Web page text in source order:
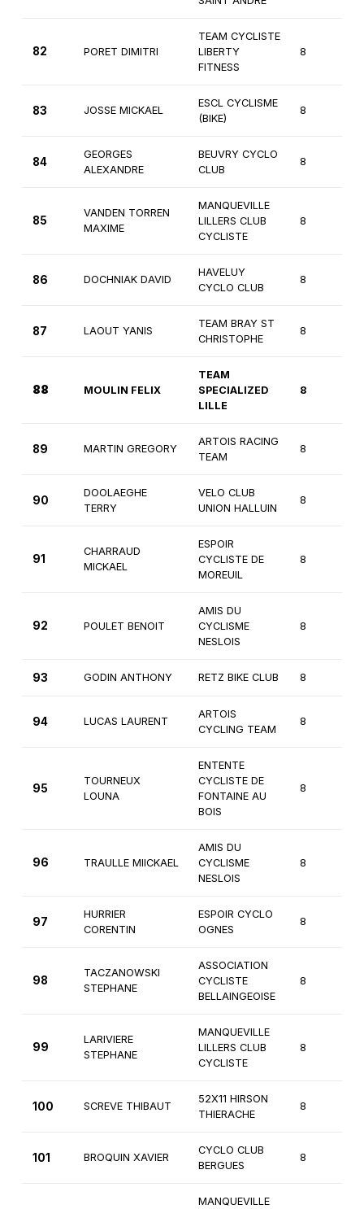
82 PORET DIMITRI
TEAM CYCLISTE
LIBERTY
FITNESS
8
83 JOSSE MICKAEL
ESCL CYCLISME
(BIKE)
8
84
GEORGES
ALEXANDRE
BEUVRY CYCLO
CLUB
8
85
VANDEN TORREN
MAXIME
MANQUEVILLE
LILLERS CLUB
CYCLISTE
8
86 DOCHNIAK DAVID
HAVELUY
CYCLO CLUB
8
87 LAOUT YANIS
TEAM BRAY ST
CHRISTOPHE
8
88 MOULIN FELIX
TEAM
SPECIALIZED
LILLE
8
89 MARTIN GREGORY
ARTOIS RACING
TEAM
8
90
DOOLAEGHE
TERRY
VELO CLUB
UNION HALLUIN
8
91
CHARRAUD
MICKAEL
ESPOIR
CYCLISTE DE
MOREUIL
8
92 POULET BENOIT
AMIS DU
CYCLISME
NESLOIS
8
93 GODIN ANTHONY RETZ BIKE CLUB 8
94 LUCAS LAURENT
ARTOIS
CYCLING TEAM
8
95
TOURNEUX
LOUNA
ENTENTE
CYCLISTE DE
FONTAINE AU
BOIS
8
96 TRAULLE MIICKAEL
AMIS DU
CYCLISME
NESLOIS
8
97
HURRIER
CORENTIN
ESPOIR CYCLO
OGNES
8
98
TACZANOWSKI
STEPHANE
ASSOCIATION
CYCLISTE
BELLAINGEOISE
8
99
LARIVIERE
STEPHANE
MANQUEVILLE
LILLERS CLUB
CYCLISTE
8
100 SCREVE THIBAUT
52X11 HIRSON
THIERACHE
8
101 BROQUIN XAVIER
CYCLO CLUB
BERGUES
8
MANQUEVILLE